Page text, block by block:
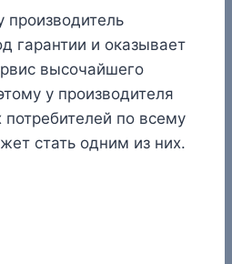
гарантии и оказывает
высочайшего
у производителя
потребителей по всему
стать одним из них.